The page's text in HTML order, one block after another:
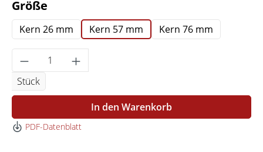
Größe
Kern 26 mm Kern 57 mm Kern 76 mm
Produkt Anzahl: Gib den gewünschten
Stück
In den Warenkorb
PDF-Datenblatt